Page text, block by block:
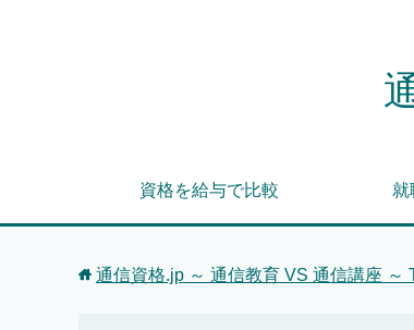
資格を給与で比較 就
通信資格.jp ～ 通信教育 VS 通信講座 ～